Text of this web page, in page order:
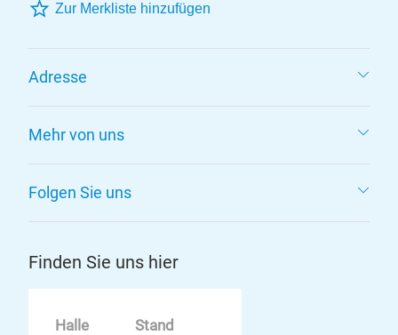
Zur Merkliste hinzufügen
Adresse
Mehr von uns
Folgen Sie uns
Finden Sie uns hier
Halle Stand